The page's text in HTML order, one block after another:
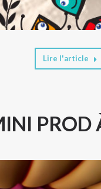
Lire l'article
PROD